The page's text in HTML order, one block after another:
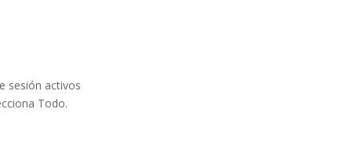
sesión activos
Todo.